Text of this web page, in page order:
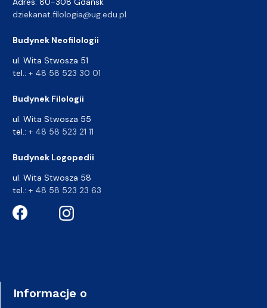
dziekanat.filologia@ug.edu.pl
Budynek Neofilologii
ul. Wita Stwosza 51
tel.: + 48 58 523 30 01
Budynek Filologii
ul. Wita Stwosza 55
tel.: + 48 58 523 21 11
Budynek Logopedii
ul. Wita Stwosza 58
tel.: + 48 58 523 23 63
Informacje o